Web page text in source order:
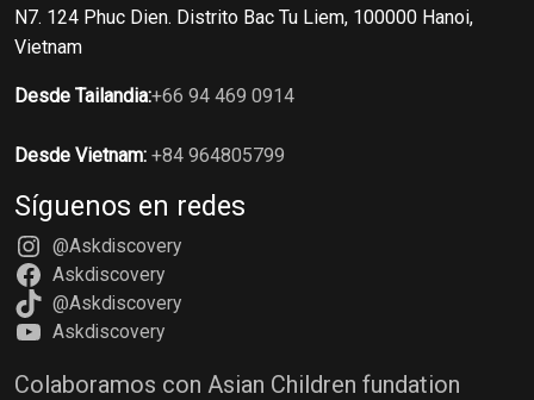
N7. 124 Phuc Dien. Distrito Bac Tu Liem, 100000 Hanoi,
Vietnam
Desde Tailandia:+66 94 469 0914
Desde Vietnam: +84 964805799
Síguenos en redes
@Askdiscovery
Askdiscovery
@Askdiscovery
Askdiscovery
Colaboramos con Asian Children fundation